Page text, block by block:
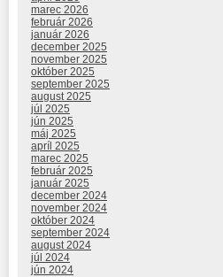
marec 2026
február 2026
január 2026
december 2025
november 2025
október 2025
september 2025
august 2025
júl 2025
jún 2025
máj 2025
apríl 2025
marec 2025
február 2025
január 2025
december 2024
november 2024
október 2024
september 2024
august 2024
júl 2024
jún 2024